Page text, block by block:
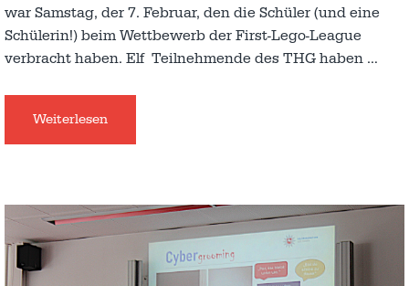
war Samstag, der 7. Februar, den die Schüler (und eine
Schülerin!) beim Wettbewerb der First-Lego-League
verbracht haben. Elf Teilnehmende des THG haben …
Weiterlesen